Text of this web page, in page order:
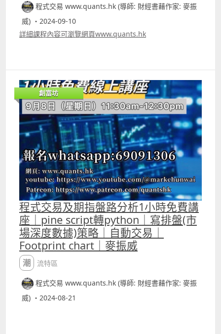
程式交易 www.quants.hk (導師: 財經書藉作家: 麥振
威) ・2024-09-10
詳細課程內容可瀏覽網頁www.quants.hk
創富坊
程式交易及期指盤路分析1小時免費講
座｜pine script轉python｜寫排盤(市
場深度數據)策略｜自動交易｜
Footprint chart｜麥振威
潮流特區
程式交易 www.quants.hk (導師: 財經書藉作家: 麥振
威) ・2024-08-21